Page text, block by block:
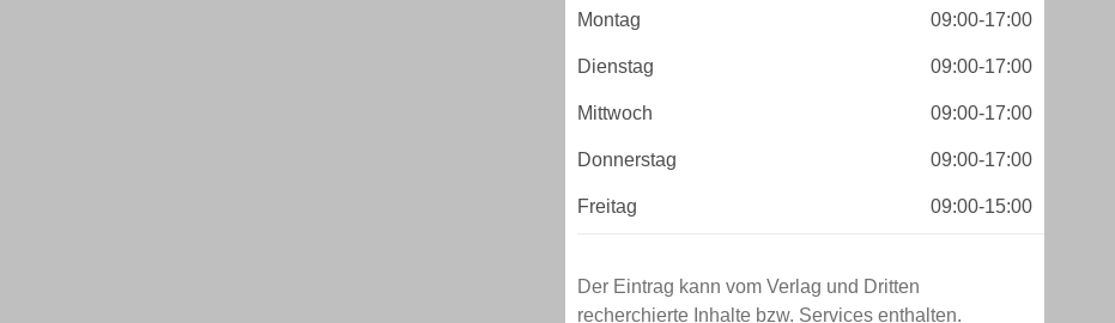
Montag 09:00-17:00
Dienstag 09:00-17:00
Mittwoch 09:00-17:00
Donnerstag 09:00-17:00
Freitag 09:00-15:00
Der Eintrag kann vom Verlag und Dritten
recherchierte Inhalte bzw. Services enthalten.